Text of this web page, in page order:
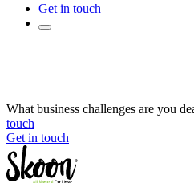
Get in touch
What business challenges are you
touch
Get in touch